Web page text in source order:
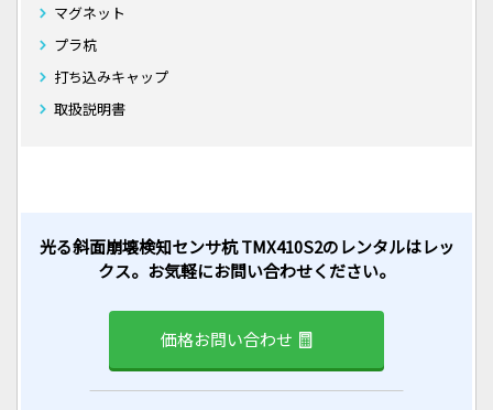
マグネット
プラ杭
打ち込みキャップ
取扱説明書
光る斜面崩壊検知センサ杭 TMX410S2のレンタルはレッ
クス。お気軽にお問い合わせください。
価格お問い合わせ